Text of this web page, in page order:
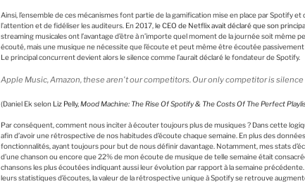
Ainsi, l’ensemble de ces mécanismes font partie de la gamification mise en place par Spotify
l’attention et de fidéliser les auditeurs. En 2017, le CEO de Netflix avait déclaré que son
streaming musicales ont l’avantage d’être à n’importe quel moment de la journée soit même
écouté, mais une musique ne nécessite que l’écoute et peut même être écoutée
Le principal concurrent devient alors le silence comme l’aurait déclaré le fondateur de Spotify.
Apple Music, Amazon, these aren’t our competitors. Our only competitor is silence
(Daniel Ek selon Liz Pelly, Mood Machine: The Rise Of Spotify & The Costs Of The Perfect
Par conséquent, comment nous inciter à écouter toujours plus de musiques ? Dans cette
afin d’avoir une rétrospective de nos habitudes d’écoute chaque semaine. En plus des
fonctionnalités, ayant toujours pour but de nous définir davantage. Notamment, mes stats
d’une chanson ou encore que 22% de mon écoute de musique de telle semaine était
chansons les plus écoutées indiquant aussi leur évolution par rapport à la semaine
leurs statistiques d’écoutes, la valeur de la rétrospective unique à Spotify se retrouve